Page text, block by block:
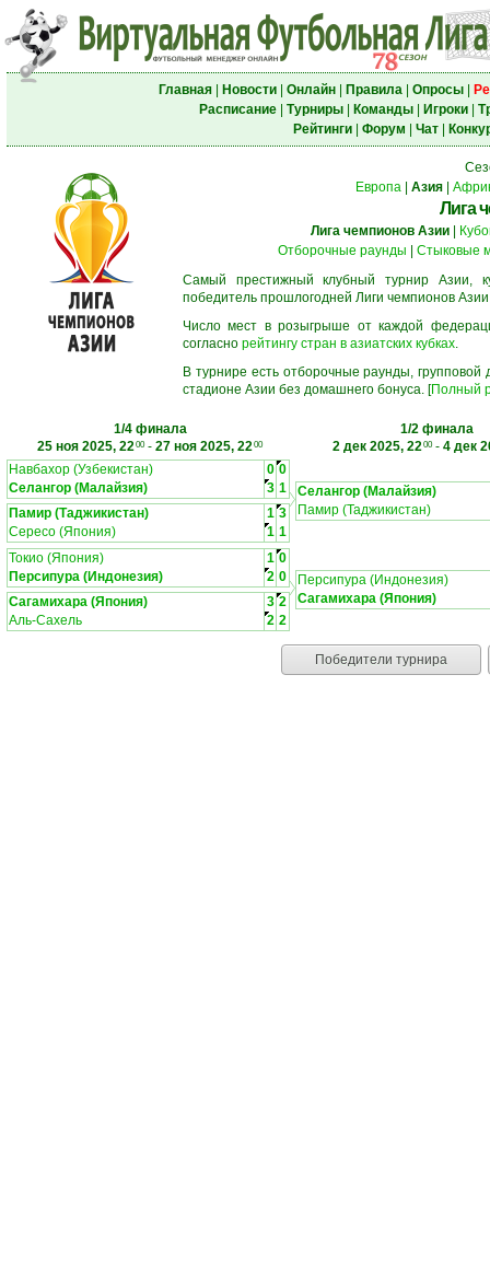
Главная| Новости| Онлайн| Правила| Опросы|
Расписание| Турниры| Команды| Игроки|
Рейтинги| Форум Чат|
Европа
Азия
Лига
Лига чемпионов Азии
Отборочные раунды
Стыковые
Самый престижный клубный турнир Азии,
победитель прошлогодней Лиги чемпионов
Число мест в розыгрыше от каждой
согласно рейтингу стран в азиатских кубках.
В турнире есть отборочные раунды,
стадионе Азии без домашнего бонуса. [Полный
1/4 финала
25 ноя 2025, 2200- 27 ноя 2025, 2200
1/2 финала
2 дек 2025, 2200- 4 дек
Навбахор (Узбекистан)
0 0
Селангор (Малайзия)
3 1
Памир (Таджикистан)
1 3
Сересо (Япония)
1 1
Селангор (Малайзия)
Памир (Таджикистан)
Токио (Япония) 1 0
Персипура (Индонезия)
2 0
Сагамихара (Япония)
3 2
Аль-Сахель
2 2
Персипура (Индонезия)
Сагамихара (Япония)
Победители турнира